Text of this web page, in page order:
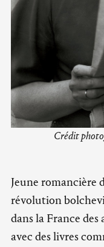
Crédit
Jeune romancière
révolution
dans la France
avec des livres